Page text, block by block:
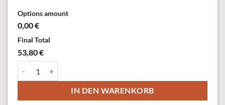
Options amount
0,00 €
Final Total
53,80 €
IN DEN WARENKORB